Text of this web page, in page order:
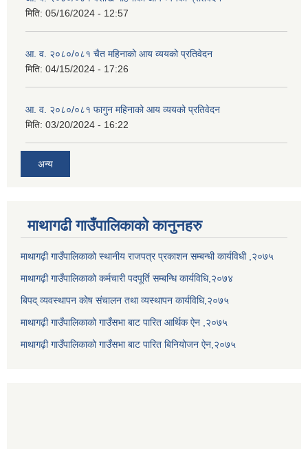
मिति: 05/16/2024 - 12:57
आ. व. २०८०/०८१ चैत महिनाको आय व्ययको प्रतिवेदन
मिति: 04/15/2024 - 17:26
आ. व. २०८०/०८१ फागुन महिनाको आय व्ययको प्रतिवेदन
मिति: 03/20/2024 - 16:22
अन्य
माथागढी गाउँपालिकाको कानुनहरु
माथागढ़ी गाउँपालिकाको स्थानीय राजपत्र प्रकाशन सम्बन्धी कार्यविधी ,२०७५
माथागढ़ी गाउँपालिकाको कर्मचारी पदपूर्ति सम्बन्धि कार्यविधि,२०७४
बिपद् व्यवस्थापन कोष संचालन तथा व्यस्थापन कार्यविधि,२०७५
माथागढ़ी गाउँपालिकाको गाउँसभा बाट पारित आर्थिक ऐन ,२०७५
माथागढ़ी गाउँपालिकाको गाउँसभा बाट पारित बिनियोजन ऐन,२०७५